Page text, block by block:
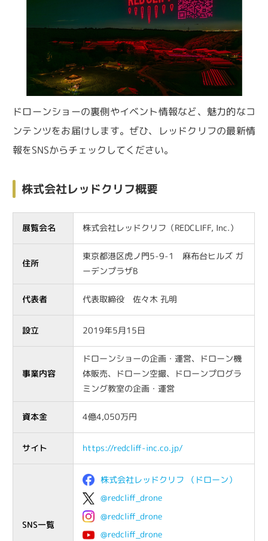
ドローンショーの裏側やイベント情報など、魅力的なコ
ンテンツをお届けします。ぜひ、レッドクリフの最新情
報をSNSからチェックしてください。
株式会社レッドクリフ概要
展覧会名 株式会社レッドクリフ（REDCLIFF, Inc.）
住所
東京都港区虎ノ門5-9-1 麻布台ヒルズ ガ
ーデンプラザB
代表者 代表取締役 佐々木 孔明
設立 2019年5月15日
事業内容
ドローンショーの企画・運営、ドローン機
体販売、ドローン空撮、ドローンプログラ
ミング教室の企画・運営
資本金 4億4,050万円
サイト https://redcliff-inc.co.jp/
SNS一覧
株式会社レッドクリフ （ドローン）
@redcliff_drone
@redcliff_drone
@redcliff_drone